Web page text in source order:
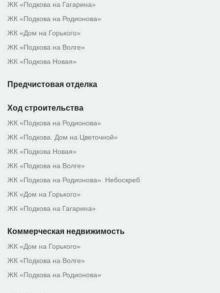
ЖК «Подкова на Гагарина»
ЖК «Подкова на Родионова»
ЖК «Дом на Горького»
ЖК «Подкова на Волге»
ЖК «Подкова Новая»
Предчистовая отделка
Ход строительства
ЖК «Подкова на Родионова»
ЖК «Подкова. Дом на Цветочной»
ЖК «Подкова Новая»
ЖК «Подкова на Волге»
ЖК «Подкова на Родионова». Небоскреб
ЖК «Дом на Горького»
ЖК «Подкова на Гагарина»
Коммерческая недвижимость
ЖК «Дом на Горького»
ЖК «Подкова на Волге»
ЖК «Подкова на Родионова»